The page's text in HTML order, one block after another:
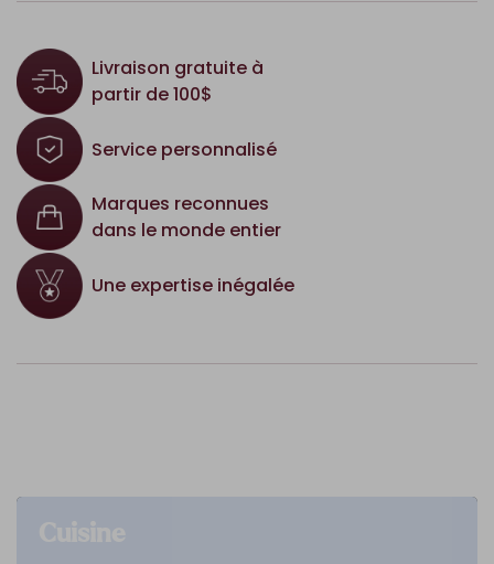
Livraison gratuite à
partir de 100$
Service personnalisé
Marques reconnues
dans le monde entier
Une expertise inégalée